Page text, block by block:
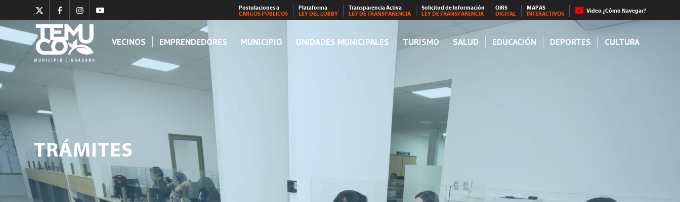
Postulaciones a
CARGOS PÚBLICOS
Plataforma
LEY DEL LOBBY
Transparencia Activa
LEY DE TRANSPARENCIA
Solicitud de Información
LEY DE TRANSPARENCIA
OIRS
DIGITAL
MAPAS
INTERACTIVOS
Video ¿Cómo Navegar?
VECINOS EMPRENDEDORES MUNICIPIO UNIDADES MUNICIPALES TURISMO SALUD EDUCACIÓN DEPORTES CULTURA
TRÁMITES